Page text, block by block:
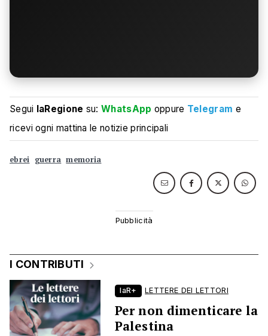
Segui laRegione su:WhatsApp oppure Telegram e
ricevi ogni mattina le notizie principali
ebrei guerra memoria
I CONTRIBUTI
laR+ LETTERE DEI LETTORI
Per non dimenticare la
Palestina